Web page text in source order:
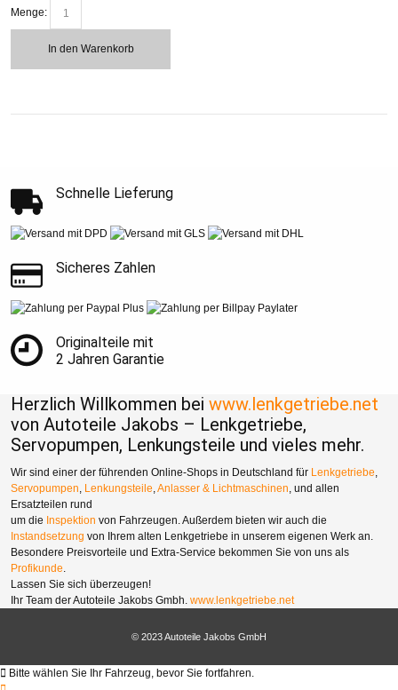
Menge:
In den Warenkorb
Schnelle Lieferung
Sicheres Zahlen
Originalteile mit
2 Jahren Garantie
Herzlich Willkommen bei www.lenkgetriebe.net
von Autoteile Jakobs – Lenkgetriebe,
Servopumpen, Lenkungsteile und vieles mehr.
Wir sind einer der führenden Online-Shops in Deutschland für Lenkgetriebe,
Servopumpen, Lenkungsteile,Anlasser & Lichtmaschinen, und allen
Ersatzteilen rund
um die Inspektion von Fahrzeugen. Außerdem bieten wir auch die
Instandsetzung von Ihrem alten Lenkgetriebe in unserem eigenen Werk an.
Besondere Preisvorteile und Extra-Service bekommen Sie von uns als
Profikunde.
Lassen Sie sich überzeugen!
Ihr Team der Autoteile Jakobs Gmbh. www.lenkgetriebe.net
© 2023 Autoteile Jakobs GmbH
Bitte wählen Sie Ihr Fahrzeug, bevor Sie fortfahren.